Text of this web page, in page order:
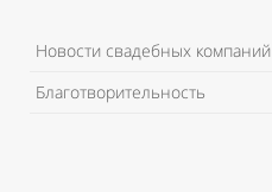
Новости свадебных компаний
Благотворительность